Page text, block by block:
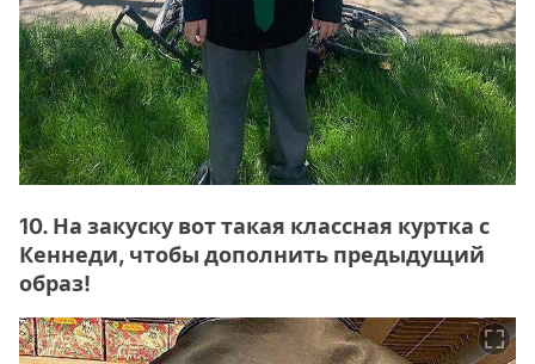
10. На закуску вот такая классная куртка с
Кеннеди, чтобы дополнить предыдущий
образ!